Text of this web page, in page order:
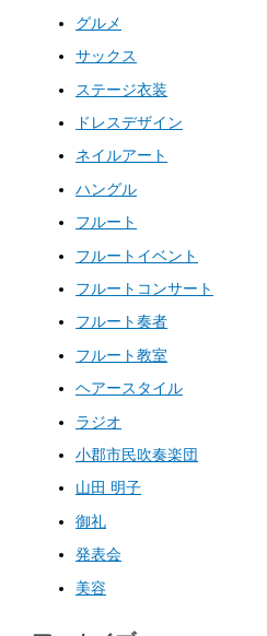
グルメ
サックス
ステージ衣装
ドレスデザイン
ネイルアート
ハングル
フルート
フルートイベント
フルートコンサート
フルート奏者
フルート教室
ヘアースタイル
ラジオ
小郡市民吹奏楽団
山田 明子
御礼
発表会
美容